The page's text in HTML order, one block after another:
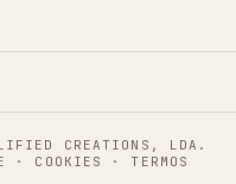
CREATIONS, LDA.
· COOKIES ·TERMOS